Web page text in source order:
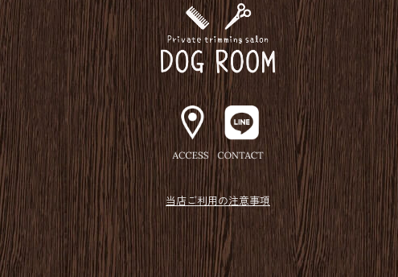
当店ご利用の注意事項